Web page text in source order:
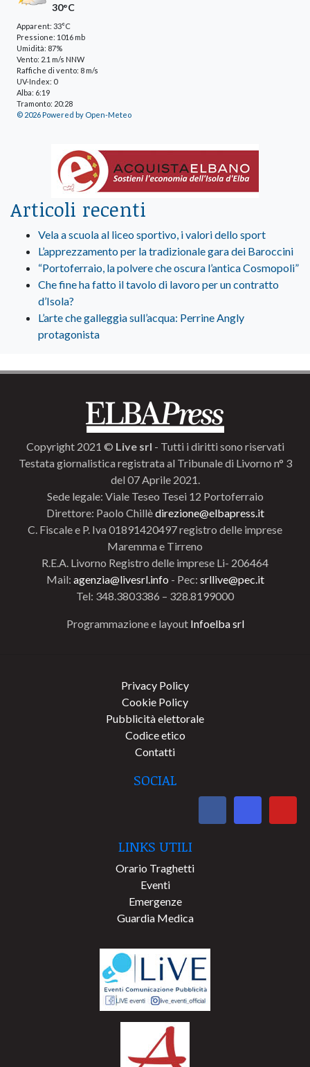
30°C
Apparent: 33°C
Pressione: 1016 mb
Umidità: 87%
Vento: 2.1 m/s NNW
Raffiche di vento: 8 m/s
UV-Index: 0
Alba: 6:19
Tramonto: 20:28
© 2026 Powered by Open-Meteo
Articoli recenti
Vela a scuola al liceo sportivo, i valori dello sport
L’apprezzamento per la tradizionale gara dei Baroccini
“Portoferraio, la polvere che oscura l’antica Cosmopoli”
Che fine ha fatto il tavolo di lavoro per un contratto
d’Isola?
L’arte che galleggia sull’acqua: Perrine Angly
protagonista
Copyright 2021 © Live srl - Tutti i diritti sono riservati
Testata giornalistica registrata al Tribunale di Livorno n° 3
del 07 Aprile 2021.
Sede legale: Viale Teseo Tesei 12 Portoferraio
Direttore: Paolo Chillèdirezione@elbapress.it
C. Fiscale e P. Iva 01891420497 registro delle imprese
Maremma e Tirreno
R.E.A. Livorno Registro delle imprese Li- 206464
Mail: agenzia@livesrl.info - Pec: srllive@pec.it
Tel: 348.3803386 – 328.8199000
Programmazione e layout Infoelba srl
Privacy Policy
Cookie Policy
Pubblicità elettorale
Codice etico
Contatti
SOCIAL
LINKS UTILI
Orario Traghetti
Eventi
Emergenze
Guardia Medica